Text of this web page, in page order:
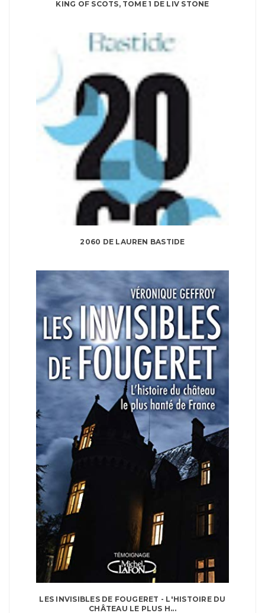
KING OF SCOTS, TOME 1 DE LIV STONE
2060 DE LAUREN BASTIDE
LES INVISIBLES DE FOUGERET - L'HISTOIRE DU
CHÂTEAU LE PLUS H...